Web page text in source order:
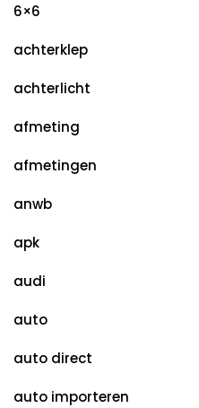
6×6
achterklep
achterlicht
afmeting
afmetingen
anwb
apk
audi
auto
auto direct
auto importeren